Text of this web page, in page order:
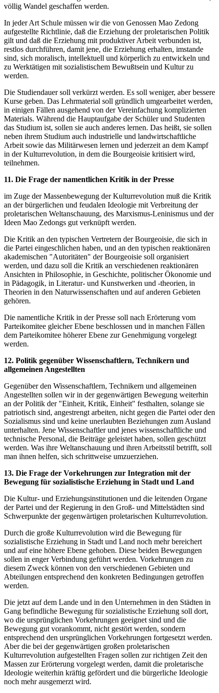
völlig Wandel geschaffen werden.
In jeder Art Schule müssen wir die von Genossen Mao Zedong
aufgestellte Richtlinie, daß die Erziehung der proletarischen Politik
gilt und daß die Erziehung mit produktiver Arbeit verbunden ist,
restlos durchführen, damit jene, die Erziehung erhalten, imstande
sind, sich moralisch, intellektuell und körperlich zu entwickeln und
zu Werktätigen mit sozialistischem Bewußtsein und Kultur zu
werden.
Die Studiendauer soll verkürzt werden. Es soll weniger, aber bessere
Kurse geben. Das Lehrmaterial soll gründlich umgearbeitet werden,
in einigen Fällen ausgehend von der Vereinfachung komplizierten
Materials. Während die Hauptaufgabe der Schüler und Studenten
das Studium ist, sollen sie auch anderes lernen. Das heißt, sie sollen
neben ihrem Studium auch industrielle und landwirtschaftliche
Arbeit sowie das Militärwesen lernen und jederzeit an dem Kampf
in der Kulturrevolution, in dem die Bourgeoisie kritisiert wird,
teilnehmen.
11. Die Frage der namentlichen Kritik in der Presse
im Zuge der Massenbewegung der Kulturrevolution muß die Kritik
an der bürgerlichen und feudalen Ideologie mit Verbreitung der
proletarischen Weltanschauung, des Marxismus-Leninismus und der
Ideen Mao Zedongs gut verknüpft werden.
Die Kritik an den typischen Vertretern der Bourgeoisie, die sich in
die Partei eingeschlichen haben, und an den typischen reaktionären
akademischen "Autoritäten" der Bourgeoisie soll organisiert
werden, und dazu soll die Kritik an verschiedenen reaktionären
Ansichten in Philosophie, in Geschichte, politischer Ökonomie und
in Pädagogik, in Literatur- und Kunstwerken und -theorien, in
Theorien in den Naturwissenschaften und auf anderen Gebieten
gehören.
Die namentliche Kritik in der Presse soll nach Erörterung vom
Parteikomitee gleicher Ebene beschlossen und in manchen Fällen
dem Parteikomitee höherer Ebene zur Genehmigung vorgelegt
werden.
12. Politik gegenüber Wissenschaftlern, Technikern und
allgemeinen Angestellten
Gegenüber den Wissenschaftlern, Technikern und allgemeinen
Angestellten sollen wir in der gegenwärtigen Bewegung weiterhin
an der Politik der "Einheit, Kritik, Einheit" festhalten, solange sie
patriotisch sind, angestrengt arbeiten, nicht gegen die Partei oder den
Sozialismus sind und keine unerlaubten Beziehungen zum Ausland
unterhalten. Jene Wissenschaftler und jenes wissenschaftliche und
technische Personal, die Beiträge geleistet haben, sollen geschützt
werden. Was ihre Weltanschauung und ihren Arbeitsstil betrifft, soll
man ihnen helfen, sich schrittweise umzuerziehen.
13. Die Frage der Vorkehrungen zur Integration mit der
Bewegung für sozialistische Erziehung in Stadt und Land
Die Kultur- und Erziehungsinstitutionen und die leitenden Organe
der Partei und der Regierung in den Groß- und Mittelstädten sind
Schwerpunkte der gegenwärtigen proletarischen Kulturrevolution.
Durch die große Kulturrevolution wird die Bewegung für
sozialistische Erziehung in Stadt und Land noch mehr bereichert
und auf eine höhere Ebene gehoben. Diese beiden Bewegungen
sollen in enger Verbindung geführt werden. Vorkehrungen zu
diesem Zweck können von den verschiedenen Gebieten und
Abteilungen entsprechend den konkreten Bedingungen getroffen
werden.
Die jetzt auf dem Lande und in den Unternehmen in den Städten in
Gang befindliche Bewegung für sozialistische Erziehung soll dort,
wo die ursprünglichen Vorkehrungen geeignet sind und die
Bewegung gut vorankommt, nicht gestört werden, sondern
entsprechend den ursprünglichen Vorkehrungen fortgesetzt werden.
Aber die bei der gegenwärtigen großen proletarischen
Kulturrevolution aufgestellten Fragen sollen zur richtigen Zeit den
Massen zur Erörterung vorgelegt werden, damit die proletarische
Ideologie weiterhin kräftig gefördert und die bürgerliche Ideologie
noch mehr ausgemerzt wird.